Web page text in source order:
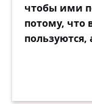
чтобы ими
потому, что